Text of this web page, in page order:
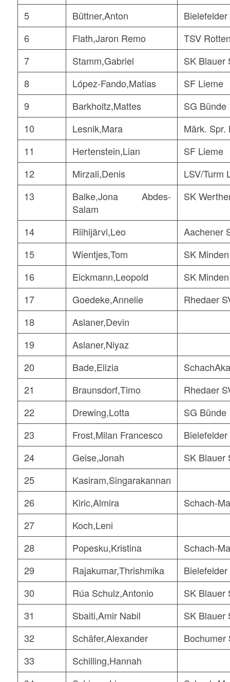
5
Büttner,Anton
Bielefelder
6
Flath,Jaron Remo
TSV
7
Stamm,Gabriel
SK Blauer
8
López-Fando,Matias
SF Lieme
9
Barkholtz,Mattes
SG Bünde
10
Lesnik,Mara
Märk. Spr.
11
Hertenstein,Lian
SF Lieme
12
Mirzali,Denis
LSV/Turm
13
Balke,Jona Abdes-
Salam
SK
14 Riihijärvi,Leo
Aachener
15
Wientjes,Tom
SK Minden
16
Eickmann,Leopold
SK Minden
17
Goedeke,Annelie
Rhedaer
18
Aslaner,Devin
19
Aslaner,Niyaz
20
Bade,Elizia
21
Braunsdorf,Timo
Rhedaer
22
Drewing,Lotta
SG Bünde
23
Frost,Milan Francesco
Bielefelder
24
Geise,Jonah
SK Blauer
25
Kasiram,Singarakannan
26
Kiric,Almira
Schach-
27
Koch,Leni
28
Popesku,Kristina
Schach-
29
Rajakumar,Thrishmika
Bielefelder
30
Rúa Schulz,Antonio
SK Blauer
31
Sbaiti,Amir Nabil
SK Blauer
32
Schäfer,Alexander
Bochumer
33
Schilling,Hannah